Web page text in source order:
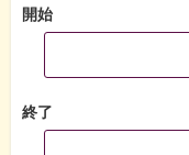
開始
終了